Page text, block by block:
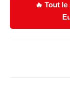
🔥 Tout